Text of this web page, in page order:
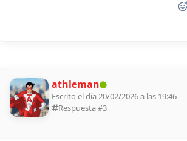
athleman
Escrito el día 20/02/2026 a las 19:46
Respuesta #3